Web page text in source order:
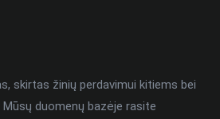
skirtas žinių perdavimui kitiems bei
duomenų bazėje rasite